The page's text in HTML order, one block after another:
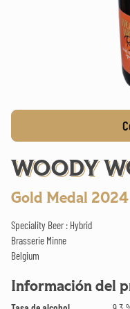
WOODY
Gold Medal 2024
Speciality Beer : Hybrid
Brasserie Minne
Belgium
Información del